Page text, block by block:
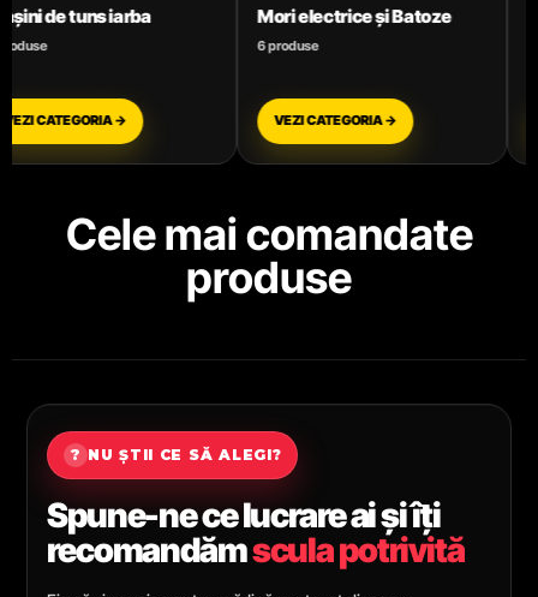
și Batoze
→
Motoare termice benzină
VEZI CATEGORIA →
Cele mai comandate
produse
? NU ȘTII CE SĂ ALEGI?
Spune-ne ce lucrare ai și îți
recomandămscula potrivită